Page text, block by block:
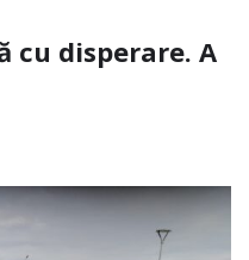
cu disperare. A